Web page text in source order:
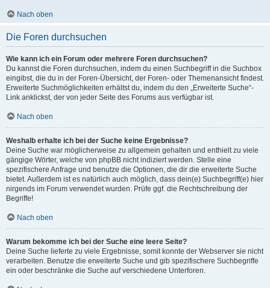
Nach oben
Die Foren durchsuchen
Wie kann ich ein Forum oder mehrere Foren durchsuchen?
Du kannst die Foren durchsuchen, indem du einen Suchbegriff in die Suchbox
eingibst, die du in der Foren-Übersicht, der Foren- oder Themenansicht findest.
Erweiterte Suchmöglichkeiten erhältst du, indem du den „Erweiterte Suche“-
Link anklickst, der von jeder Seite des Forums aus verfügbar ist.
Nach oben
Weshalb erhalte ich bei der Suche keine Ergebnisse?
Deine Suche war möglicherweise zu allgemein gehalten und enthielt zu viele
gängige Wörter, welche von phpBB nicht indiziert werden. Stelle eine
spezifischere Anfrage und benutze die Optionen, die dir die erweiterte Suche
bietet. Außerdem ist es natürlich auch möglich, dass dein(e) Suchbegriff(e) hier
nirgends im Forum verwendet wurden. Prüfe ggf. die Rechtschreibung der
Begriffe!
Nach oben
Warum bekomme ich bei der Suche eine leere Seite?
Deine Suche lieferte zu viele Ergebnisse, somit konnte der Webserver sie nicht
verarbeiten. Benutze die erweiterte Suche und gib spezifischere Suchbegriffe
ein oder beschränke die Suche auf verschiedene Unterforen.